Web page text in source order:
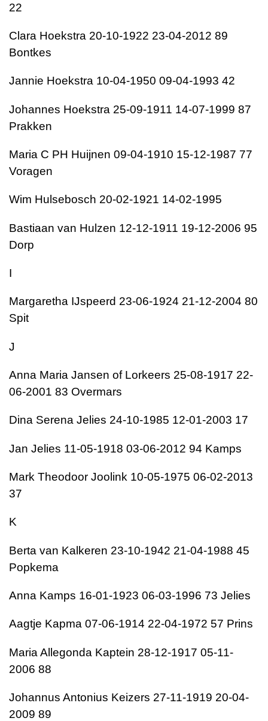
22
Clara Hoekstra 20-10-1922 23-04-2012 89
Bontkes
Jannie Hoekstra 10-04-1950 09-04-1993 42
Johannes Hoekstra 25-09-1911 14-07-1999 87
Prakken
Maria C PH Huijnen 09-04-1910 15-12-1987 77
Voragen
Wim Hulsebosch 20-02-1921 14-02-1995
Bastiaan van Hulzen 12-12-1911 19-12-2006 95
Dorp
I
Margaretha IJspeerd 23-06-1924 21-12-2004 80
Spit
J
Anna Maria Jansen of Lorkeers 25-08-1917 22-
06-2001 83 Overmars
Dina Serena Jelies 24-10-1985 12-01-2003 17
Jan Jelies 11-05-1918 03-06-2012 94 Kamps
Mark Theodoor Joolink 10-05-1975 06-02-2013
37
K
Berta van Kalkeren 23-10-1942 21-04-1988 45
Popkema
Anna Kamps 16-01-1923 06-03-1996 73 Jelies
Aagtje Kapma 07-06-1914 22-04-1972 57 Prins
Maria Allegonda Kaptein 28-12-1917 05-11-
2006 88
Johannus Antonius Keizers 27-11-1919 20-04-
2009 89